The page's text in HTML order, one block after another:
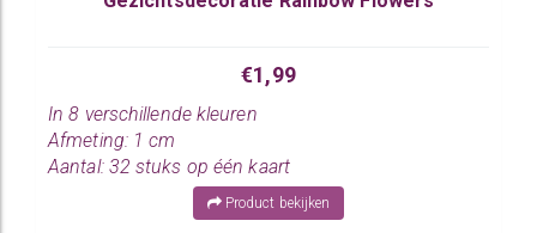
€1,99
In 8 verschillende kleuren
Afmeting: 1 cm
Aantal: 32 stuks op één kaart
Product bekijken